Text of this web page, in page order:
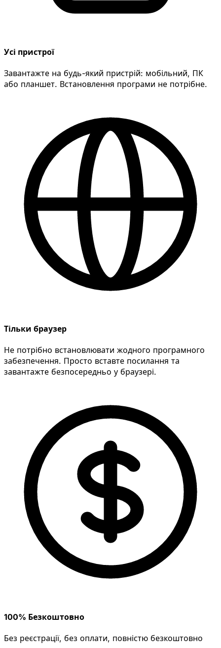
Усі пристрої
Завантажте на будь-який пристрій: мобільний, ПК
або планшет. Встановлення програми не потрібне.
Тільки браузер
Не потрібно встановлювати жодного програмного
забезпечення. Просто вставте посилання та
завантажте безпосередньо у браузері.
100% Безкоштовно
Без реєстрації, без оплати, повністю безкоштовно